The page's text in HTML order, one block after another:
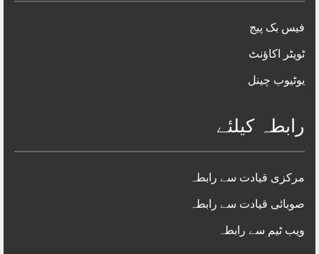
فیس بک پیج
ٹویٹر اکاؤنٹ
یوٹیوب چینل
رابطہ کیلئے
مرکزی قیادت سے رابطہ
صوبائی قیادت سے رابطہ
ویب ٹیم سے رابطہ